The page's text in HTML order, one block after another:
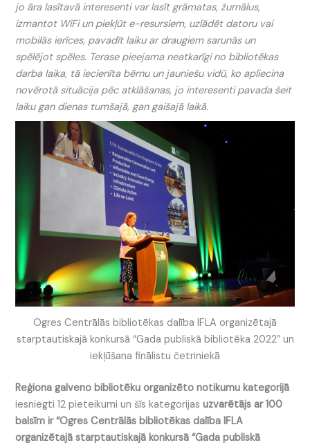
jo āra lasītavā interesenti var lasīt grāmatas, žurnālus,
izmantot WiFi un piekļūt e-resursiem, uzlādēt datoru vai
mobilās ierīces, pavadīt laiku ar draugiem sarunās un
spēlējot spēles. Terase pieejama neatkarīgi no bibliotēkas
darba laika, tā iecienīta bērnu un jauniešu vidū, ko apliecina
novērotā situācija pēc atklāšanas, jo interesenti pavada šeit
laiku gan dienas tumšajā, gan gaišajā laikā.
Ogres Centrālās bibliotēkas dalība IFLA organizētajā
starptautiskajā konkursā “Gada publiskā bibliotēka 2022” un
iekļūšana finālistu četriniekā
Reģiona galveno bibliotēku organizēto notikumu kategorijā
iesniegti 12 pieteikumi un šīs kategorijasuzvarētājs ar 100
balsīm ir “Ogres Centrālās bibliotēkas dalība IFLA
organizētajā starptautiskajā konkursā “Gada publiskā